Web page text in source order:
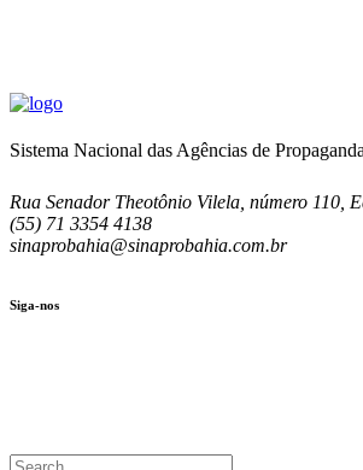
Sistema Nacional das Agências de
Rua Senador Theotônio Vilela, número 110,
(55) 71 3354 4138
sinaprobahia@sinaprobahia.com.br
Siga-nos